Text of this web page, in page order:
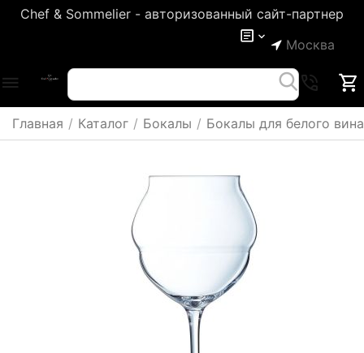
Chef & Sommelier - авторизованный сайт-партнер
Москва
Главная / Каталог / Бокалы / Бокалы для белого вина